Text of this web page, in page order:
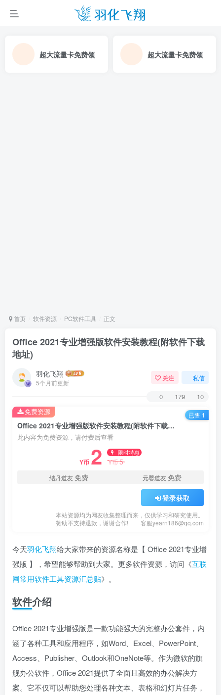
超大流量卡免费领 超大流量卡免费领
首页 软件资源 PC软件工具 正文
Office 2021专业增强版软件安装教程(附软件下载
地址)
羽化飞翔
5个月前更新
关注 私信
0 179 10
Office 2021专业增强版软件安装教程(附软件下载地址)
此内容为免费资源，请付费后查看
Y币 2 限时特惠
Y币5
结丹道友免费 元婴道友免费
登录获取
本站资源均为网友收集整理而来，仅供学习和研究使用。
赞助不支持退款，谢谢合作!
客服yearn186@qq.com
免费资源 已售 1
今天羽化飞翔给大家带来的资源名称是【 Office 2021专业增
强版 】，希望能够帮助到大家。更多软件资源，访问《互联
网常用软件工具资源汇总贴》。
软件介绍
Office 2021专业增强版是一款功能强大的完整办公套件，内
涵了各种工具和应用程序，如Word、Excel、PowerPoint、
Access、Publisher、Outlook和OneNote等。作为微软的旗
舰办公软件，Office 2021提供了全面且高效的办公解决方
案。它不仅可以帮助您处理各种文本、表格和幻灯片任务，